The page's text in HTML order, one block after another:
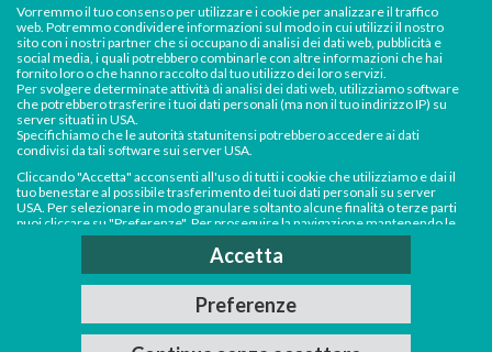
**AVVISO DI FERRAGOSTO** Sabato 15
agosto Irori Sushi resterà chiuso. Saremo invece
aperti e regolarmente disponibili per consegne a
venerdì 14 agosto e domenica 16 agosto. Per
tutto il resto del mese seguiremo i consueti giorni
e orari di apertura. Buon Ferragosto da tutto lo
staff di Irori Sushi!
informato dei nuovi piatti dei
nostri eventi, di sconti e promozioni in atto
FacebookInstagram
2020 © Kenkoo snc di G.F. & C. via Poggio Fiorito n.2, 24067 - Sarnico (Bg) -
PI 03566260166
Vorremmo il tuo consenso per utilizzare i cookie per analizzare il traffico
web. Potremmo condividere informazioni sul modo in cui utilizzi il nostro
sito con i nostri partner che si occupano di analisi dei dati web, pubblicità e
social media, i quali potrebbero combinarle con altre informazioni che hai
fornito loro o che hanno raccolto dal tuo utilizzo dei loro servizi.
Per svolgere determinate attività di analisi dei dati web, utilizziamo software
che potrebbero trasferire i tuoi dati personali (ma non il tuo indirizzo IP) su
server situati in USA.
Specifichiamo che le autorità statunitensi potrebbero accedere ai dati
condivisi da tali software sui server USA.
Cliccando "Accetta" acconsenti all'uso di tutti i cookie che utilizziamo e dai il
tuo benestare al possibile trasferimento dei tuoi dati personali su server
USA. Per selezionare in modo granulare soltanto alcune finalità o terze parti
puoi cliccare su "Preferenze". Per proseguire la navigazione mantenendo le
impostazioni di default (solo i cookie necessari) e impedire la raccolta e il
trasferimento di dati personali su server USA da parte dei nostri software di
Cookie PolicyePrivacy Policy.
Preferenze
Accetta